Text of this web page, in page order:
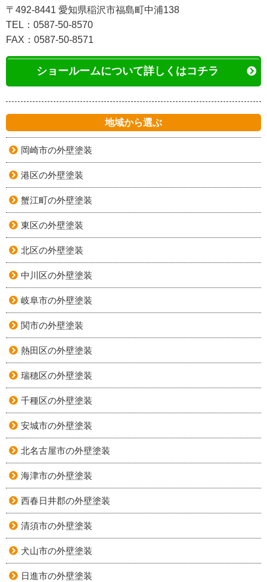
〒492-8441 愛知県稲沢市福島町中浦138
TEL：0587-50-8570
FAX：0587-50-8571
ショールームについて詳しくはコチラ
地域から選ぶ
岡崎市の外壁塗装
港区の外壁塗装
蟹江町の外壁塗装
東区の外壁塗装
北区の外壁塗装
中川区の外壁塗装
岐阜市の外壁塗装
関市の外壁塗装
熱田区の外壁塗装
瑞穂区の外壁塗装
千種区の外壁塗装
安城市の外壁塗装
北名古屋市の外壁塗装
海津市の外壁塗装
西春日井郡の外壁塗装
清須市の外壁塗装
犬山市の外壁塗装
日進市の外壁塗装